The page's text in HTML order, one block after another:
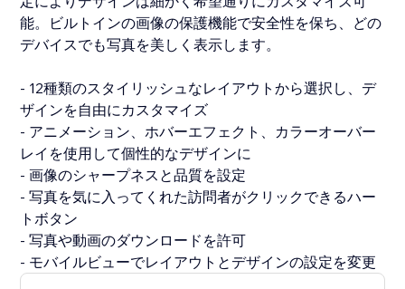
能。ビルトインの画像の保護機能で安全性を保ち、どの
デバイスでも写真を美しく表示します。
- 12種類のスタイリッシュなレイアウトから選択し、デ
ザインを自由にカスタマイズ
- アニメーション、ホバーエフェクト、カラーオーバー
レイを使用して個性的なデザインに
- 画像のシャープネスと品質を設定
- 写真を気に入ってくれた訪問者がクリックできるハー
トボタン
- 写真や動画のダウンロードを許可